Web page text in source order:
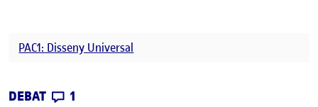
PAC1: Disseny Universal
DEBAT CONTRIBUTIONS
1